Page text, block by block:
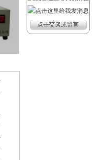
量
理
设备
方法
究
方法